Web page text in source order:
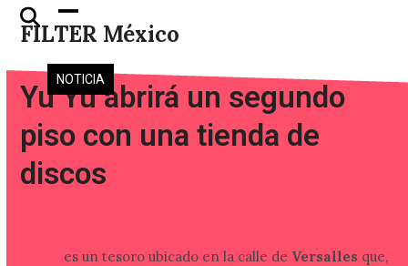
Skip
FILTER México
Open
mobile
menu
Close
mobile
menu
NOTICIA
Yu Yu abrirá un segundo
piso con una tienda de
discos
es un tesoro ubicado en la calle de Versalles que,